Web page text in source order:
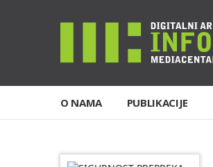
O NAMA PUBLIKACIJE